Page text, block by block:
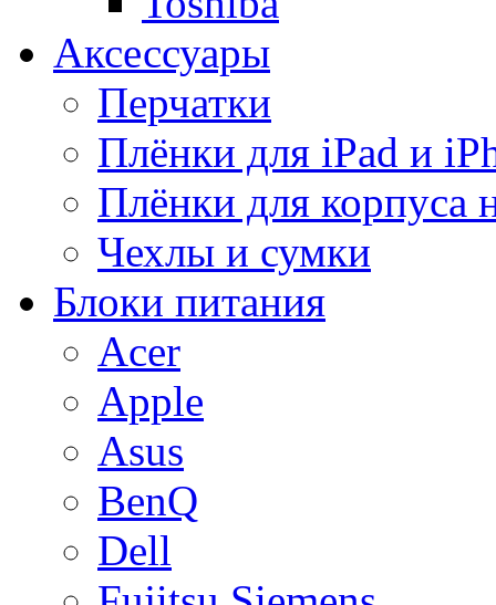
Аксессуары
Перчатки
Плёнки для iPad и
Плёнки для корпуса
Чехлы и сумки
Блоки питания
Acer
Apple
Asus
BenQ
Dell